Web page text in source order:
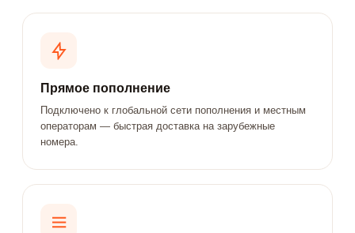
Прямое пополнение
Подключено к глобальной сети пополнения и местным
операторам — быстрая доставка на зарубежные
номера.